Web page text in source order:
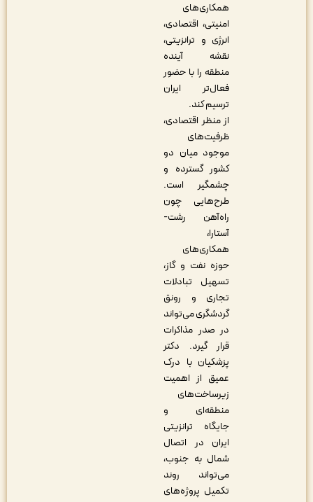
همکاری‌های
امنیتی، اقتصادی،
انرژی و ترانزیتی،
نقشه آینده
منطقه را با حضور
فعال‌تر ایران
ترسیم کند.
از منظر اقتصادی،
ظرفیت‌های
موجود میان دو
کشور گسترده و
چشمگیر است.
طرح‌هایی چون
راه‌آهن رشت-
همکاری‌های
حوزه نفت و گاز،
تسهیل تبادلات
تجاری و رونق
گردشگری می‌تواند
در صدر مذاکرات
قرار گیرد. دکتر
پزشکیان با درک
عمیق از اهمیت
زیرساخت‌های
منطقه‌ای و
جایگاه ترانزیتی
ایران در اتصال
شمال به جنوب،
می‌تواند روند
تکمیل پروژه‌های